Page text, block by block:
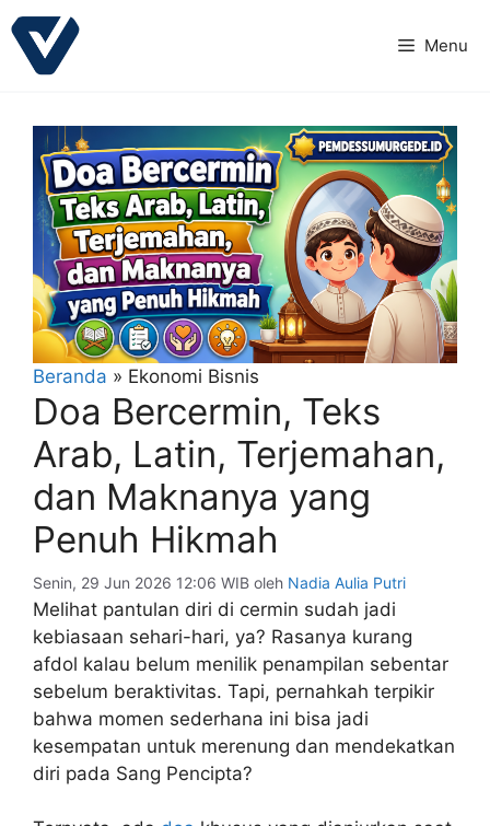
Langsung
ke
Menu
Beranda » Ekonomi Bisnis
Doa Bercermin, Teks
Arab, Latin, Terjemahan,
dan Maknanya yang
Penuh Hikmah
Senin, 29 Jun 2026 12:06 WIB oleh Nadia Aulia Putri
Melihat pantulan diri di cermin sudah jadi
kebiasaan sehari-hari, ya? Rasanya kurang
afdol kalau belum menilik penampilan sebentar
sebelum beraktivitas. Tapi, pernahkah terpikir
bahwa momen sederhana ini bisa jadi
kesempatan untuk merenung dan mendekatkan
diri pada Sang Pencipta?